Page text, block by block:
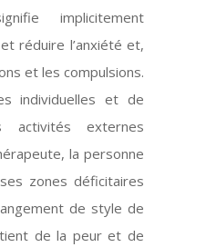
implicitement
réduire l’anxiété et,
et les compulsions.
individuelles et de
externes
la personne
zones déficitaires
de style de
de la peur et de